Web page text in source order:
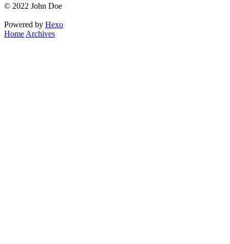
© 2022 John Doe
Powered by Hexo
Home Archives